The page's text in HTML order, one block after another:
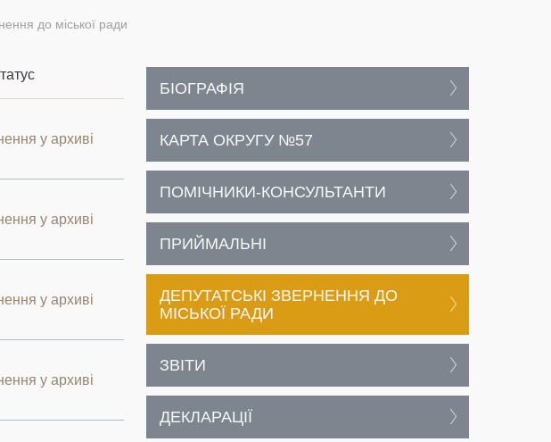
до міської ради
у архиві
у архиві
у архиві
у архиві
БІОГРАФІЯ
КАРТА ОКРУГУ №57
ПОМІЧНИКИ-КОНСУЛЬТАНТИ
ПРИЙМАЛЬНІ
ДЕПУТАТСЬКІ ЗВЕРНЕННЯ ДО
МІСЬКОЇ РАДИ
ЗВІТИ
ДЕКЛАРАЦІЇ